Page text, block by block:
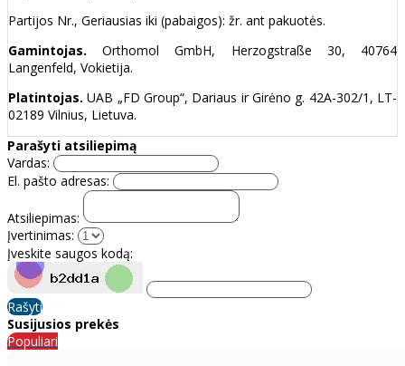
Partijos Nr., Geriausias iki (pabaigos): žr. ant pakuotės.
Gamintojas.Orthomol GmbH, Herzogstraße 30, 40764
Langenfeld, Vokietija.
Platintojas.UAB „FD Group“, Dariaus ir Girėno g. 42A-302/1, LT-
02189 Vilnius, Lietuva.
Parašyti atsiliepimą
Vardas:
El. pašto adresas:
Atsiliepimas:
Įvertinimas:
Įveskite saugos kodą:
Rašyti
Susijusios prekės
Populiari